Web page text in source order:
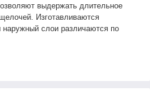
выдержать длительное
Изготавливаются
слои различаются по